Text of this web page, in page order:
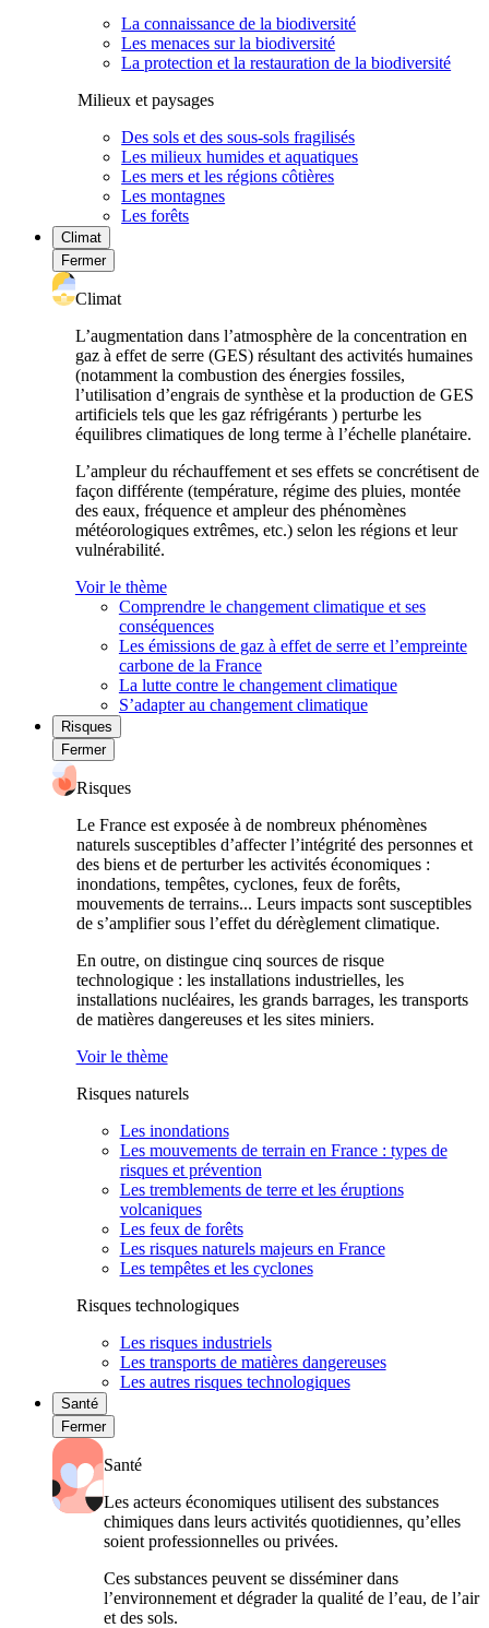
La connaissance de la biodiversité
Les menaces sur la biodiversité
La protection et la restauration de la biodiversité
Milieux et paysages
Des sols et des sous-sols fragilisés
Les milieux humides et aquatiques
Les mers et les régions côtières
Les montagnes
Les forêts
Climat
Fermer
Climat
L’augmentation dans l’atmosphère de la concentration en
gaz à effet de serre (GES) résultant des activités humaines
(notamment la combustion des énergies fossiles,
l’utilisation d’engrais de synthèse et la production de GES
artificiels tels que les gaz réfrigérants ) perturbe les
équilibres climatiques de long terme à l’échelle planétaire.
L’ampleur du réchauffement et ses effets se concrétisent de
façon différente (température, régime des pluies, montée
des eaux, fréquence et ampleur des phénomènes
météorologiques extrêmes, etc.) selon les régions et leur
vulnérabilité.
Voir le thème
Comprendre le changement climatique et ses
conséquences
Les émissions de gaz à effet de serre et l’empreinte
carbone de la France
La lutte contre le changement climatique
S’adapter au changement climatique
Risques
Fermer
Risques
Le France est exposée à de nombreux phénomènes
naturels susceptibles d’affecter l’intégrité des personnes et
des biens et de perturber les activités économiques :
inondations, tempêtes, cyclones, feux de forêts,
mouvements de terrains... Leurs impacts sont susceptibles
de s’amplifier sous l’effet du dérèglement climatique.
En outre, on distingue cinq sources de risque
technologique : les installations industrielles, les
installations nucléaires, les grands barrages, les transports
de matières dangereuses et les sites miniers.
Voir le thème
Risques naturels
Les inondations
Les mouvements de terrain en France : types de
risques et prévention
Les tremblements de terre et les éruptions
volcaniques
Les feux de forêts
Les risques naturels majeurs en France
Les tempêtes et les cyclones
Risques technologiques
Les risques industriels
Les transports de matières dangereuses
Les autres risques technologiques
Santé
Fermer
Santé
Les acteurs économiques utilisent des substances
chimiques dans leurs activités quotidiennes, qu’elles
soient professionnelles ou privées.
Ces substances peuvent se disséminer dans
l’environnement et dégrader la qualité de l’eau, de l’air
et des sols.